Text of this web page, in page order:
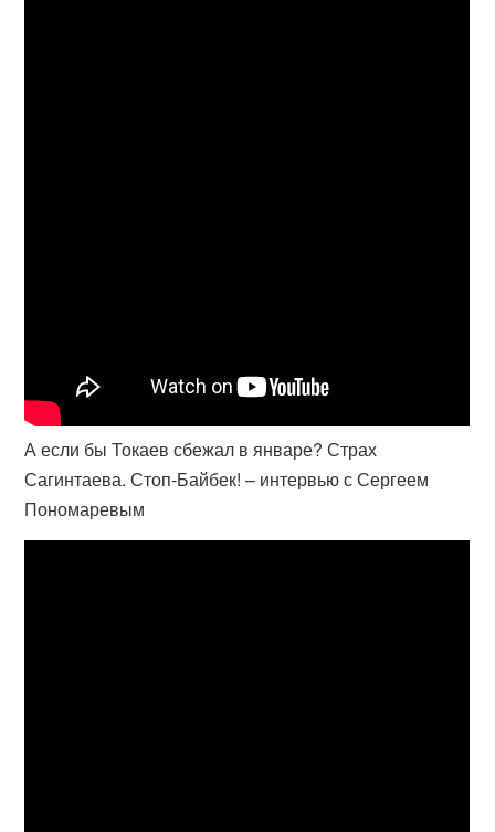
А если бы Токаев сбежал в январе? Страх
Сагинтаева. Стоп-Байбек! – интервью с Сергеем
Пономаревым